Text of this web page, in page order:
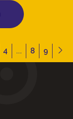
4 ... 8 9